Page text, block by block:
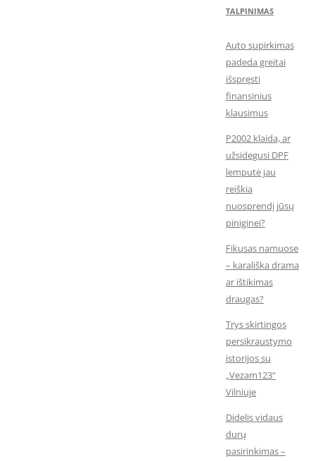
TALPINIMAS
Auto supirkimas
padeda greitai
išspręsti
finansinius
klausimus
P2002 klaida, ar
užsidegusi DPF
lemputė jau
reiškia
nuosprendį jūsų
piniginei?
Fikusas namuose
– karališka drama
ar ištikimas
draugas?
Trys skirtingos
persikraustymo
istorijos su
„Vezam123“
Vilniuje
Didelis vidaus
durų
pasirinkimas –